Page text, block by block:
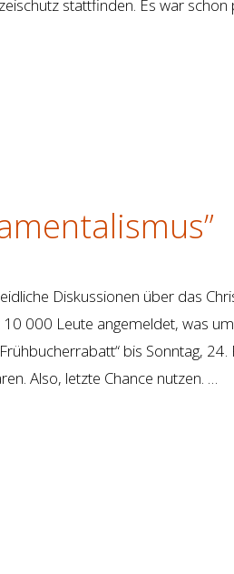
stattfinden. Es war
Diskussionen über das
000 Leute angemeldet, was
bis Sonntag,
Also, letzte Chance nutzen. …